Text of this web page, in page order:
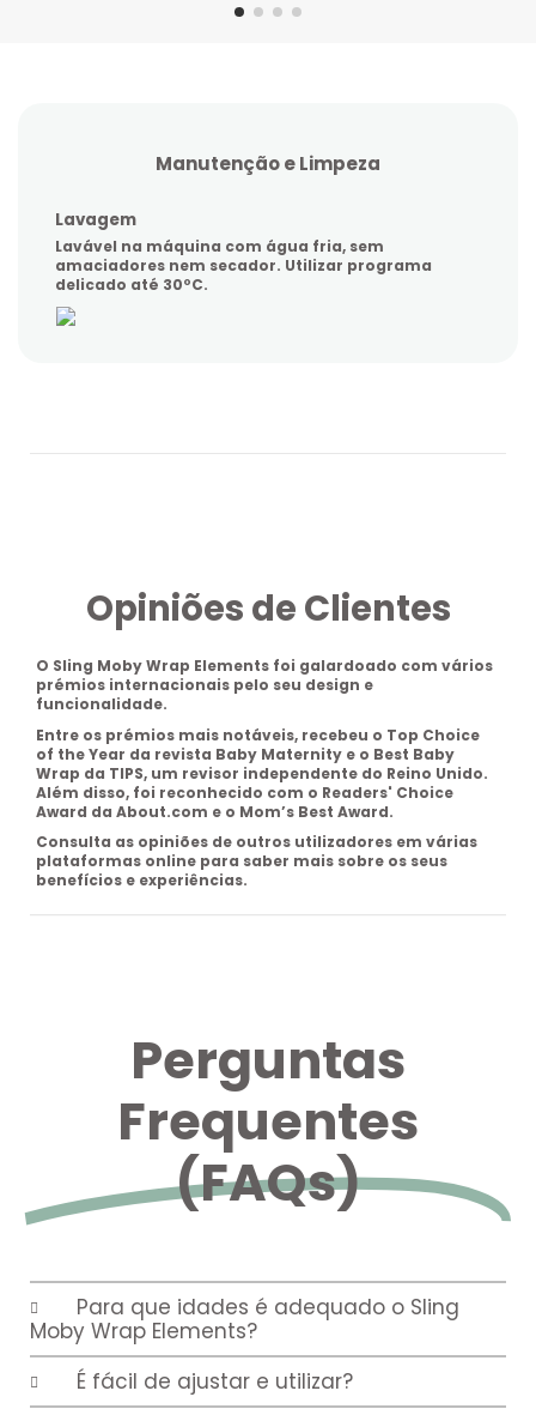
Manutenção e Limpeza
Lavagem
Lavável na máquina com água fria, sem
amaciadores nem secador. Utilizar programa
delicado até 30ºC.
Opiniões de Clientes
O Sling Moby Wrap Elements foi galardoado com vários
prémios internacionais pelo seu design e
funcionalidade.
Entre os prémios mais notáveis, recebeu o Top Choice
of the Year da revista Baby Maternity e o Best Baby
Wrap da TIPS, um revisor independente do Reino Unido.
Além disso, foi reconhecido com o Readers' Choice
Award da About.com e o Mom’s Best Award.
Consulta as opiniões de outros utilizadores em várias
plataformas online para saber mais sobre os seus
benefícios e experiências.
Perguntas
Frequentes
(FAQs)
Para que idades é adequado o Sling
Moby Wrap Elements?
É fácil de ajustar e utilizar?